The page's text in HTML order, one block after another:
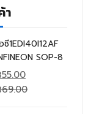
า
ซี1EDI40I12AF
SOP-8
55.00
69.00